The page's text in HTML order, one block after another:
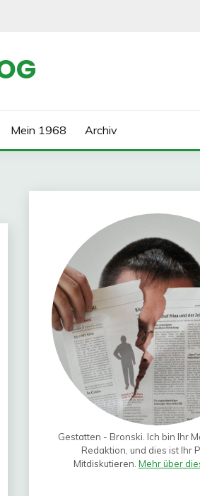
Mein 1968 Archiv
Gestatten - Bronski. Ich bin Ihr
Redaktion, und dies ist Ihr
Mitdiskutieren. Mehr über